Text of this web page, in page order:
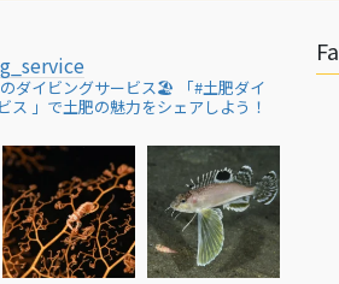
ダイビングサービス🏖
「#土肥ダイ
ス 」で土肥の魅力をシェアしよう！